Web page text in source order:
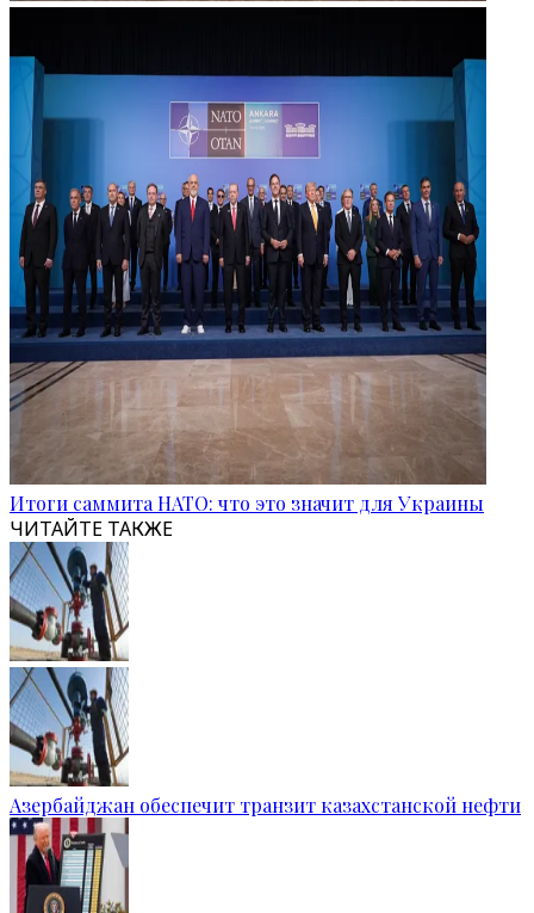
Итоги саммита НАТО: что это значит для Украины
ЧИТАЙТЕ ТАКЖЕ
Азербайджан обеспечит транзит казахстанской нефти